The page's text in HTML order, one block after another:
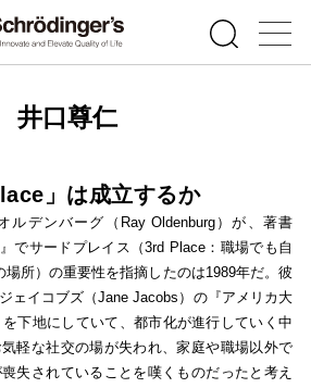
井口尊仁
」は成立するか
ルデンバーグ（Ray Oldenburg）が、著書
でサードプレイス（3rd Place：職場でも自
所）の重要性を指摘したのは1989年だ。彼
ェイコブズ（Jane Jacobs）の『アメリカ大
下地にしていて、都市化が進行していく中
軽な社交の場が失われ、家庭や職場以外で
失されていることを嘆くものだったと考え